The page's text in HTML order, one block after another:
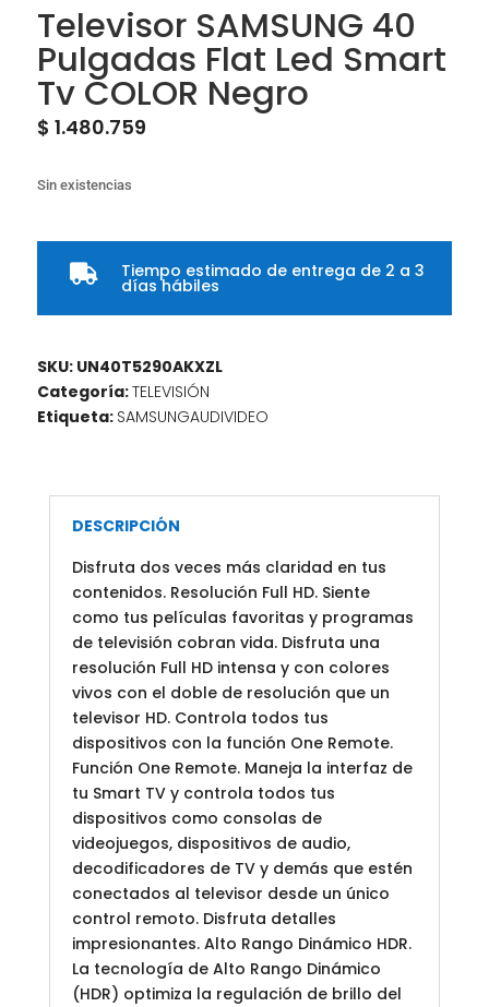
Televisor SAMSUNG 40
Pulgadas Flat Led Smart
Tv COLOR Negro
$ 1.480.759
Sin existencias
 Tiempo estimado de entrega de 2 a 3
días hábiles
SKU: UN40T5290AKXZL
Categoría:TELEVISIÓN
Etiqueta: SAMSUNGAUDIVIDEO
DESCRIPCIÓN
Disfruta dos veces más claridad en tus
contenidos. Resolución Full HD. Siente
como tus películas favoritas y programas
de televisión cobran vida. Disfruta una
resolución Full HD intensa y con colores
vivos con el doble de resolución que un
televisor HD. Controla todos tus
dispositivos con la función One Remote.
Función One Remote. Maneja la interfaz de
tu Smart TV y controla todos tus
dispositivos como consolas de
videojuegos, dispositivos de audio,
decodificadores de TV y demás que estén
conectados al televisor desde un único
control remoto. Disfruta detalles
impresionantes. Alto Rango Dinámico HDR.
La tecnología de Alto Rango Dinámico
(HDR) optimiza la regulación de brillo del